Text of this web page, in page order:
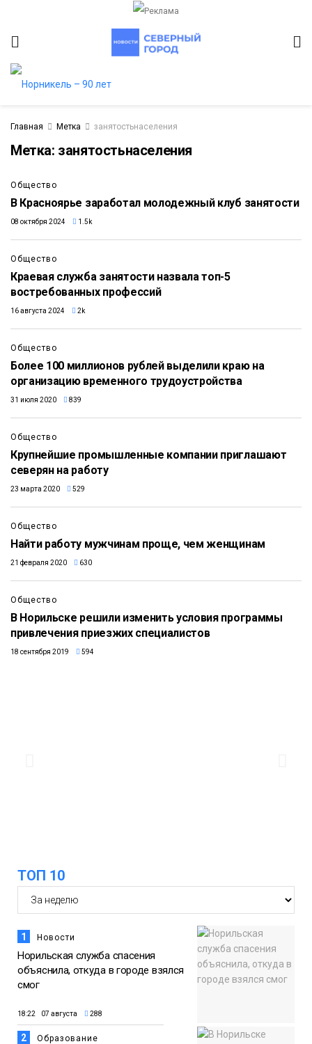
Главная Метка занятостьнаселения
Метка: занятостьнаселения
Общество
В Красноярье заработал молодежный клуб занятости
08 октября 2024 1.5k
Общество
Краевая служба занятости назвала топ-5
востребованных профессий
16 августа 2024 2k
Общество
Более 100 миллионов рублей выделили краю на
организацию временного трудоустройства
31 июля 2020 839
Общество
Крупнейшие промышленные компании приглашают
северян на работу
23 марта 2020 529
Общество
Найти работу мужчинам проще, чем женщинам
21 февраля 2020 630
Общество
В Норильске решили изменить условия программы
привлечения приезжих специалистов
18 сентября 2019 594
ТОП 10
1 Новости
Норильская служба спасения
объяснила, откуда в городе взялся
смог
18:22 07 августа 288
2 Образование